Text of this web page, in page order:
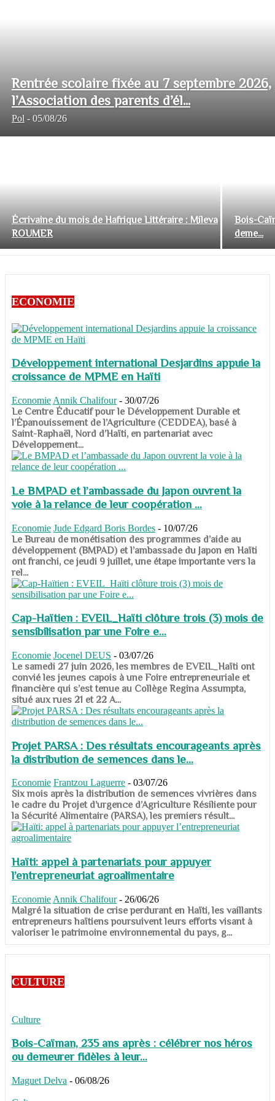
Rentrée scolaire fixée au 7 septembre 2026,
l’Association des parents d’él...
Pol - 05/08/26
Écrivaine du mois de Hafrique Littéraire : Mileva
ROUMER
Bois-
deme...
ECONOMIE
Développement international Desjardins appuie la
croissance de MPME en Haïti
Economie Annik Chalifour - 30/07/26
​​​​​​​Le Centre Éducatif pour le Développement Durable et
l’Épanouissement de l’Agriculture (CEDDEA), basé à
Saint-Raphaël, Nord d’Haïti, en partenariat avec
Développement...
Le BMPAD et l’ambassade du Japon ouvrent la
voie à la relance de leur coopération ...
Economie Jude Edgard Boris Bordes - 10/07/26
​​​​​​​Le Bureau de monétisation des programmes d’aide au
développement (BMPAD) et l’ambassade du Japon en Haïti
ont franchi, ce jeudi 9 juillet, une étape importante vers la
rel...
Cap-Haïtien : EVEIL_Haïti clôture trois (3) mois de
sensibilisation par une Foire e...
Economie Jocenel DEUS - 03/07/26
Le samedi 27 juin 2026, les membres de EVEIL_Haïti ont
convié les jeunes capois à une Foire entrepreneuriale et
financière qui s’est tenue au Collège Regina Assumpta,
situé aux rues 21 et 22 A...
Projet PARSA : Des résultats encourageants après
la distribution de semences dans le...
Economie Frantzou Laguerre - 03/07/26
​​​​​​​Six mois après la distribution de semences vivrières dans
le cadre du Projet d’urgence d’Agriculture Résiliente pour
la Sécurité Alimentaire (PARSA), les premiers résult...
Haïti: appel à partenariats pour appuyer
l’entrepreneuriat agroalimentaire
Economie Annik Chalifour - 26/06/26
​​​​​​​Malgré la situation de crise perdurant en Haïti, les vaillants
entrepreneurs haïtiens poursuivent leurs efforts visant à
valoriser le patrimoine environnemental du pays, g...
CULTURE
Culture
Bois-Caïman, 235 ans après : célébrer nos héros
ou demeurer fidèles à leur...
Maguet Delva - 06/08/26